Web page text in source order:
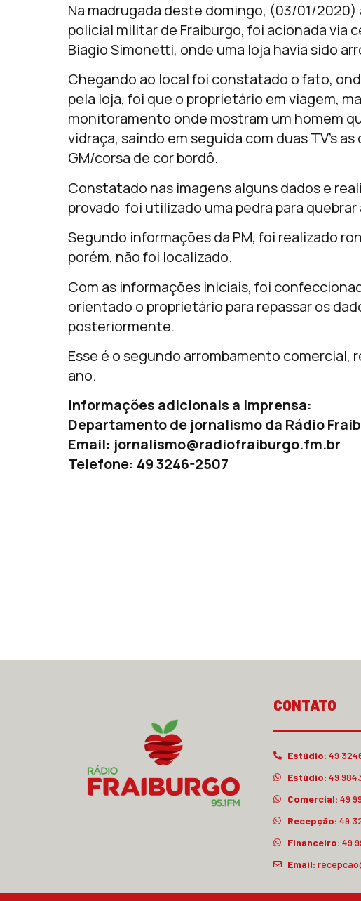
Na madrugada deste domingo, (03/01/2020)
policial militar de Fraiburgo, foi acionada via
Biagio Simonetti, onde uma loja havia sido
Chegando ao local foi constatado o fato,
pela loja, foi que o proprietário em viagem,
monitoramento onde mostram um homem
vidraça, saindo em seguida com duas TV’s
GM/corsa de cor bordô.
Constatado nas imagens alguns dados e
provado foi utilizado uma pedra para
Segundo informações da PM, foi realizado
porém, não foi localizado.
Com as informações iniciais, foi
orientado o proprietário para repassar os
posteriormente.
Esse é o segundo arrombamento comercial,
ano.
Informações adicionais a imprensa:
Departamento de jornalismo da Rádio
Email: jornalismo@radiofraiburgo.fm.br
Telefone: 49 3246-2507
CONTATO
Estúdio: 49
Estúdio: 49
Comercial: 49
Recepção: 49
Financeiro: 49
Email: